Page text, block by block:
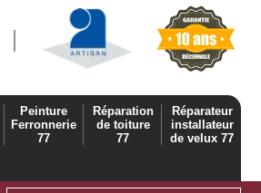
Peinture
Ferronnerie
77
Réparation
de toiture
77
Réparateur
installateur
de velux 77